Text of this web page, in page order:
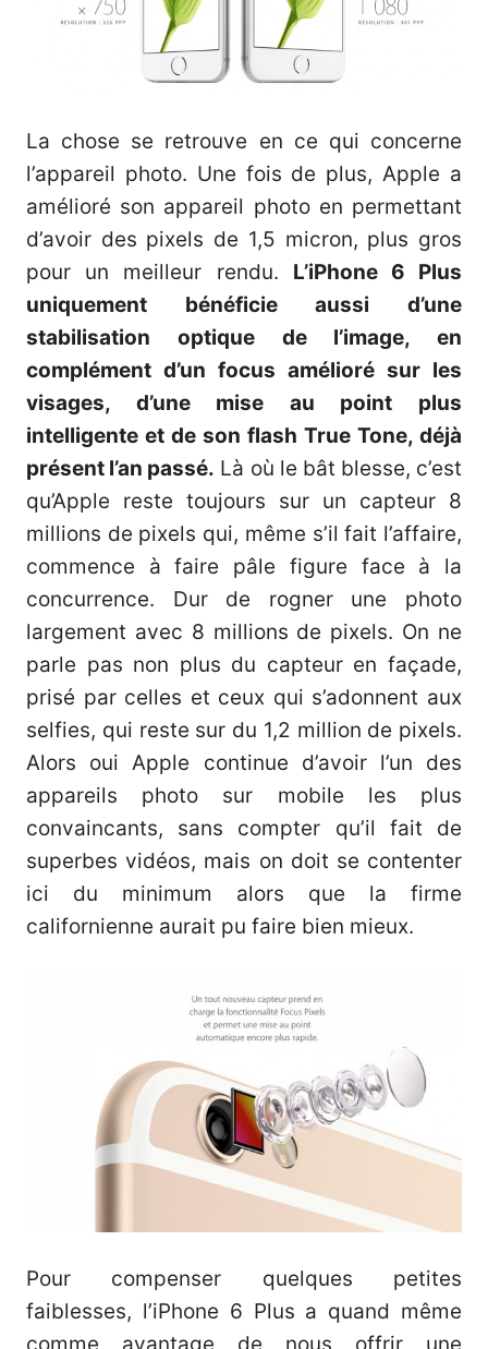
La chose se retrouve en ce qui concerne
l’appareil photo. Une fois de plus, Apple a
amélioré son appareil photo en permettant
d’avoir des pixels de 1,5 micron, plus gros
pour un meilleur rendu. L’iPhone 6 Plus
uniquement bénéficie aussi d’une
stabilisation optique de l’image, en
complément d’un focus amélioré sur les
visages, d’une mise au point plus
intelligente et de son flash True Tone, déjà
présent l’an passé. Là où le bât blesse, c’est
qu’Apple reste toujours sur un capteur 8
millions de pixels qui, même s’il fait l’affaire,
commence à faire pâle figure face à la
concurrence. Dur de rogner une photo
largement avec 8 millions de pixels. On ne
parle pas non plus du capteur en façade,
prisé par celles et ceux qui s’adonnent aux
selfies, qui reste sur du 1,2 million de pixels.
Alors oui Apple continue d’avoir l’un des
appareils photo sur mobile les plus
convaincants, sans compter qu’il fait de
superbes vidéos, mais on doit se contenter
ici du minimum alors que la firme
californienne aurait pu faire bien mieux.
Pour compenser quelques petites
faiblesses, l’iPhone 6 Plus a quand même